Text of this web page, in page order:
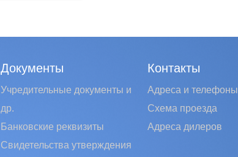
Документы
Учредительные документы и
др.
Банковские реквизиты
Свидетельства утверждения
Контакты
Адреса и телефоны
Схема проезда
Адреса дилеров